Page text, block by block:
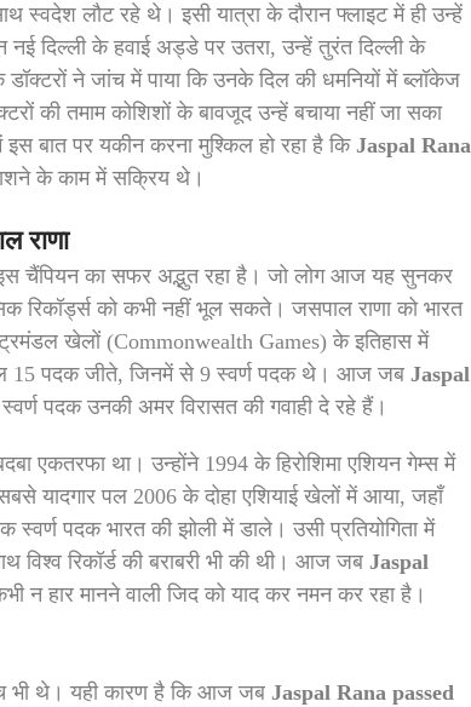
स्वदेश लौट रहे थे। इसी यात्रा के दौरान फ्लाइट में ही उन्हें
दिल्ली के हवाई अड्डे पर उतरा, उन्हें तुरंत दिल्ली के
ने जांच में पाया कि उनके दिल की धमनियों में ब्लॉकेज
की तमाम कोशिशों के बावजूद उन्हें बचाया नहीं जा सका
इस बात पर यकीन करना मुश्किल हो रहा है कि Jaspal Rana
के काम में सक्रिय थे।
राणा
इस चैंपियन का सफर अद्भुत रहा है। जो लोग आज यह सुनकर
रिकॉर्ड्स को कभी नहीं भूल सकते। जसपाल राणा को भारत
खेलों (Commonwealth Games) के इतिहास में
15 पदक जीते, जिनमें से 9 स्वर्ण पदक थे। आज जब Jaspal
पदक उनकी अमर विरासत की गवाही दे रहे हैं।
एकतरफा था। उन्होंने 1994 के हिरोशिमा एशियन गेम्स में
यादगार पल 2006 के दोहा एशियाई खेलों में आया, जहाँ
स्वर्ण पदक भारत की झोली में डाले। उसी प्रतियोगिता में
विश्व रिकॉर्ड की बराबरी भी की थी। आज जब Jaspal
हार मानने वाली जिद को याद कर नमन कर रहा है।
भी थे। यही कारण है कि आज जब Jaspal Rana passed